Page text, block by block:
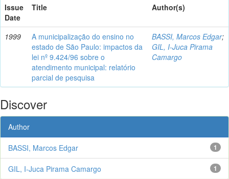
Issue
Date
Title Author(s)
1999
A municipalização do ensino no
estado de São Paulo: impactos da
lei nº 9.424/96 sobre o
atendimento municipal: relatório
parcial de pesquisa
BASSI, Marcos Edgar;
GIL, I-Juca Pirama
Camargo
Discover
Author
1
BASSI, Marcos Edgar
1
GIL, I-Juca Pirama Camargo